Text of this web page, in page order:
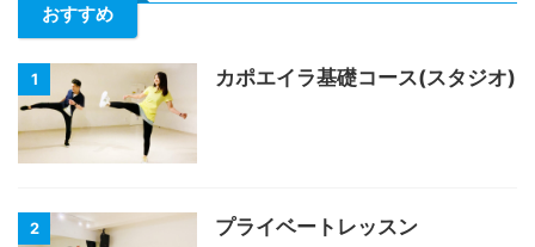
おすすめ
1 カポエイラ基礎コース(スタジオ)
2 プライベートレッスン